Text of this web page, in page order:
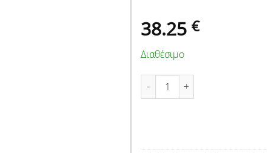
38.25 €
Διαθέσιμο
ΠΡΟΒΟΛΕΑΣ ΗΛΙΑΚΟΣ LED